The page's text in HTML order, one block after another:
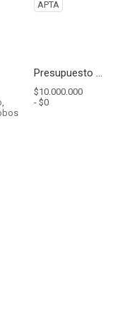
APTA
,
Presupuesto - Ingresos
$10.000.000
- $0